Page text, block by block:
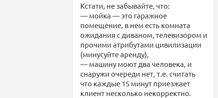
Кстати, не забывайте, что:
— мойка — это гаражное
помещение, в нем есть комната
ожидания с диваном, телевизором и
прочими атрибутами цивилизации
(минусуйте аренду),
— машину моют два человека, и
снаружи очереди нет, т.е. считать
что каждые 15 минут приезжает
клиент несколько некорректно.